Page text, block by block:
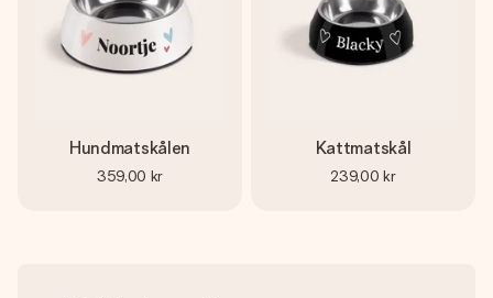
Hundmatskålen
359,00 kr
Kattmatskål
239,00 kr